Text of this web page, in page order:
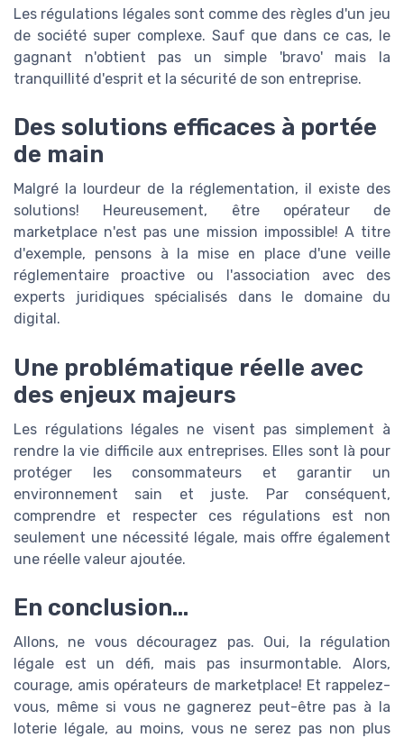
Les régulations légales sont comme des règles d'un jeu
de société super complexe. Sauf que dans ce cas, le
gagnant n'obtient pas un simple 'bravo' mais la
tranquillité d'esprit et la sécurité de son entreprise.
Des solutions efficaces à portée
de main
Malgré la lourdeur de la réglementation, il existe des
solutions! Heureusement, être opérateur de
marketplace n'est pas une mission impossible! A titre
d'exemple, pensons à la mise en place d'une veille
réglementaire proactive ou l'association avec des
experts juridiques spécialisés dans le domaine du
digital.
Une problématique réelle avec
des enjeux majeurs
Les régulations légales ne visent pas simplement à
rendre la vie difficile aux entreprises. Elles sont là pour
protéger les consommateurs et garantir un
environnement sain et juste. Par conséquent,
comprendre et respecter ces régulations est non
seulement une nécessité légale, mais offre également
une réelle valeur ajoutée.
En conclusion...
Allons, ne vous découragez pas. Oui, la régulation
légale est un défi, mais pas insurmontable. Alors,
courage, amis opérateurs de marketplace! Et rappelez-
vous, même si vous ne gagnerez peut-être pas à la
loterie légale, au moins, vous ne serez pas non plus